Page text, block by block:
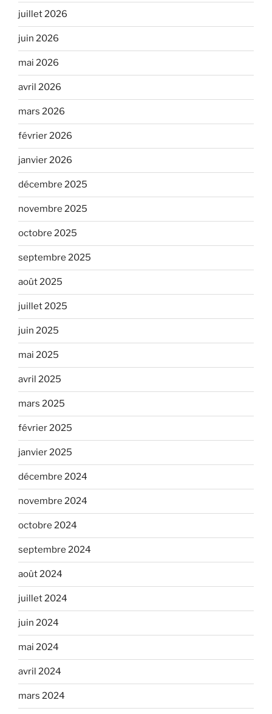
juillet 2026
juin 2026
mai 2026
avril 2026
mars 2026
février 2026
janvier 2026
décembre 2025
novembre 2025
octobre 2025
septembre 2025
août 2025
juillet 2025
juin 2025
mai 2025
avril 2025
mars 2025
février 2025
janvier 2025
décembre 2024
novembre 2024
octobre 2024
septembre 2024
août 2024
juillet 2024
juin 2024
mai 2024
avril 2024
mars 2024